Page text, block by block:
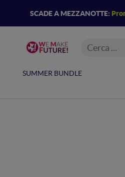
SCADE A MEZZANOTTE:
SUMMER BUNDLE